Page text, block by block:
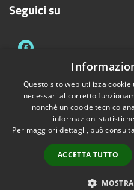
Seguici su
Accessibilità Privacy
Dichiarazione
Copyright © 2026 • Comune di
Municipium
•
Questo sito web utilizza
necessari al corretto
nonché un cookie tecnico
informazioni
Per maggiori dettagli, può
ACCETTA TUTTO